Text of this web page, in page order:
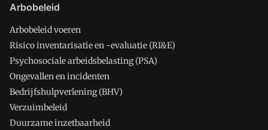
Arbobeleid
Arbobeleid voeren
Risico inventarisatie en -evaluatie (RI&E)
Psychosociale arbeidsbelasting (PSA)
Ongevallen en incidenten
Bedrijfshulpverlening (BHV)
Verzuimbeleid
Duurzame inzetbaarheid